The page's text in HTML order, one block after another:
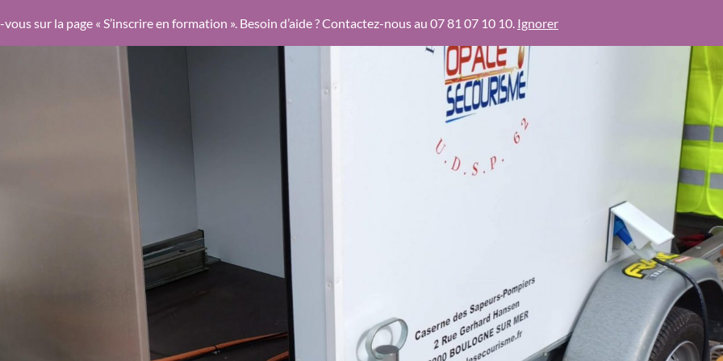
sur la page « S’inscrire en formation ». Besoin d’aide ? Contactez-nous au 07 81 07 10 10. Ignorer